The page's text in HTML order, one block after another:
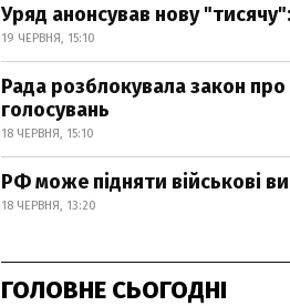
Уряд анонсував нову
19 ЧЕРВНЯ, 15:10
Рада розблокувала закон
голосувань
18 ЧЕРВНЯ, 15:10
РФ може підняти військові
18 ЧЕРВНЯ, 13:20
ГОЛОВНЕ СЬОГОДНІ